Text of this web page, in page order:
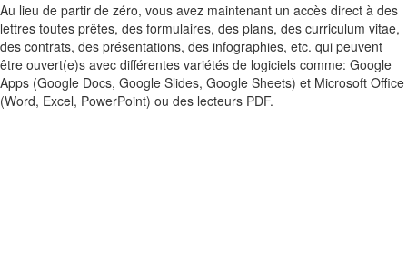
Au lieu de partir de zéro, vous avez maintenant un accès direct à des
lettres toutes prêtes, des formulaires, des plans, des curriculum vitae,
des contrats, des présentations, des infographies, etc. qui peuvent
être ouvert(e)s avec différentes variétés de logiciels comme: Google
Apps (Google Docs, Google Slides, Google Sheets) et Microsoft Office
(Word, Excel, PowerPoint) ou des lecteurs PDF.